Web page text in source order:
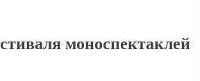
моноспектаклей